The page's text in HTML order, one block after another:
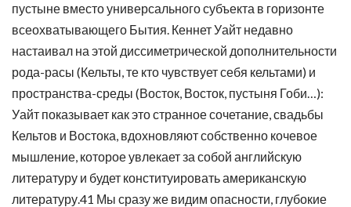
пустыне вместо универсального субъекта в горизонте
всеохватывающего Бытия. Кеннет Уайт недавно
настаивал на этой диссиметрической дополнительности
рода-расы (Кельты, те кто чувствует себя кельтами) и
пространства-среды (Восток, Восток, пустыня Гоби…):
Уайт показывает как это странное сочетание, свадьбы
Кельтов и Востока, вдохновляют собственно кочевое
мышление, которое увлекает за собой английскую
литературу и будет конституировать американскую
литературу.41 Мы сразу же видим опасности, глубокие